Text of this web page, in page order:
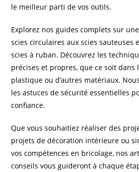
le meilleur parti de vos outils.
Explorez nos guides complets sur
scies circulaires aux scies sauteuses
scies à ruban. Découvrez les
précises et propres, que ce soit dans
plastique ou d’autres matériaux.
les astuces de sécurité essentielles
confiance.
Que vous souhaitiez réaliser des
projets de décoration intérieure ou
vos compétences en bricolage, nos
conseils vous guideront à chaque